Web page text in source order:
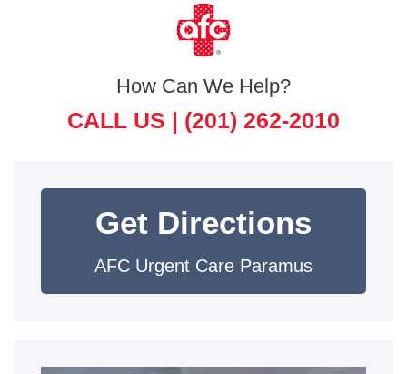
How Can We Help?
CALL US | (201) 262-2010
Get Directions
AFC Urgent Care Paramus